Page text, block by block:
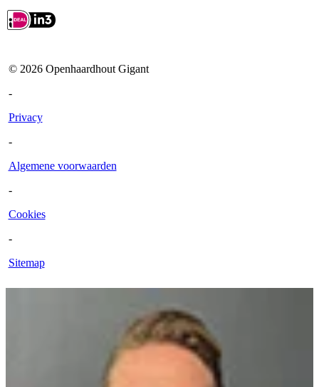
© 2026Openhaardhout Gigant
-
Privacy
-
Algemene voorwaarden
-
Cookies
-
Sitemap